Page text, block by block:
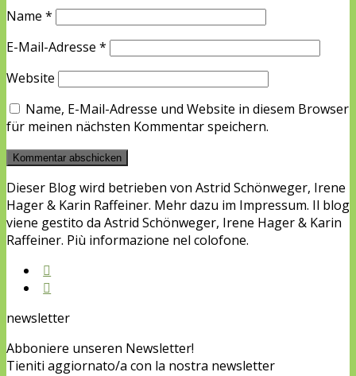
Name *
E-Mail-Adresse *
Website
Name, E-Mail-Adresse und Website in diesem Browser
für meinen nächsten Kommentar speichern.
Dieser Blog wird betrieben von Astrid Schönweger, Irene
Hager & Karin Raffeiner. Mehr dazu im Impressum. Il blog
viene gestito da Astrid Schönweger, Irene Hager & Karin
Raffeiner. Più informazione nel colofone.
newsletter
Abboniere unseren Newsletter!
Tieniti aggiornato/a con la nostra newsletter